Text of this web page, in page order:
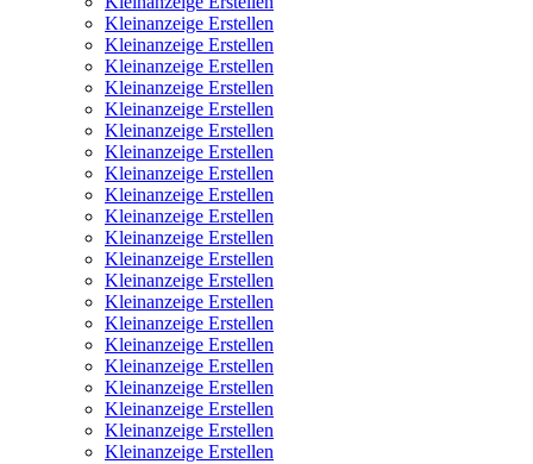
Kleinanzeige Erstellen
Kleinanzeige Erstellen
Kleinanzeige Erstellen
Kleinanzeige Erstellen
Kleinanzeige Erstellen
Kleinanzeige Erstellen
Kleinanzeige Erstellen
Kleinanzeige Erstellen
Kleinanzeige Erstellen
Kleinanzeige Erstellen
Kleinanzeige Erstellen
Kleinanzeige Erstellen
Kleinanzeige Erstellen
Kleinanzeige Erstellen
Kleinanzeige Erstellen
Kleinanzeige Erstellen
Kleinanzeige Erstellen
Kleinanzeige Erstellen
Kleinanzeige Erstellen
Kleinanzeige Erstellen
Kleinanzeige Erstellen